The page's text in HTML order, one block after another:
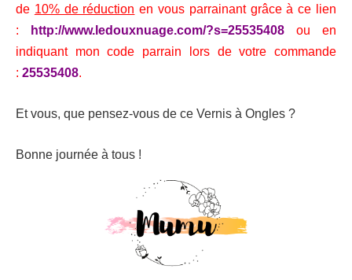
de 10% de réduction en vous parrainant grâce à ce lien
:
http://www.ledouxnuage.com/?s=25535408
ou en
indiquant mon code parrain lors de votre commande
: 25535408.
Et vous, que pensez-vous de ce Vernis à Ongles ?
Bonne journée à tous !